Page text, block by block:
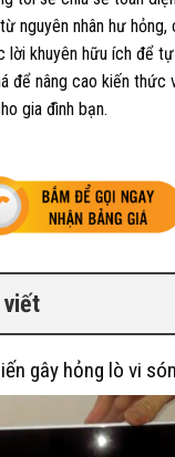
nguyên nhân hư hỏng,
lời khuyên hữu ích để
để nâng cao kiến thức
gia đình bạn.
viết
gây hỏng lò vi